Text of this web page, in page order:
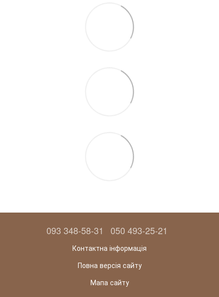
093 348-58-31 050 493-25-21
Контактна інформація
Повна версія сайту
Мапа сайту